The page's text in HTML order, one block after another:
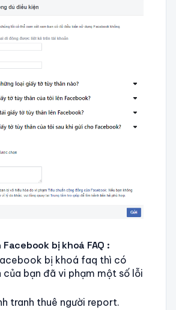
bị khoá FAQ :
bị khoá faq thì có
bạn đã vi phạm một số lỗi
tranh thuê người report.